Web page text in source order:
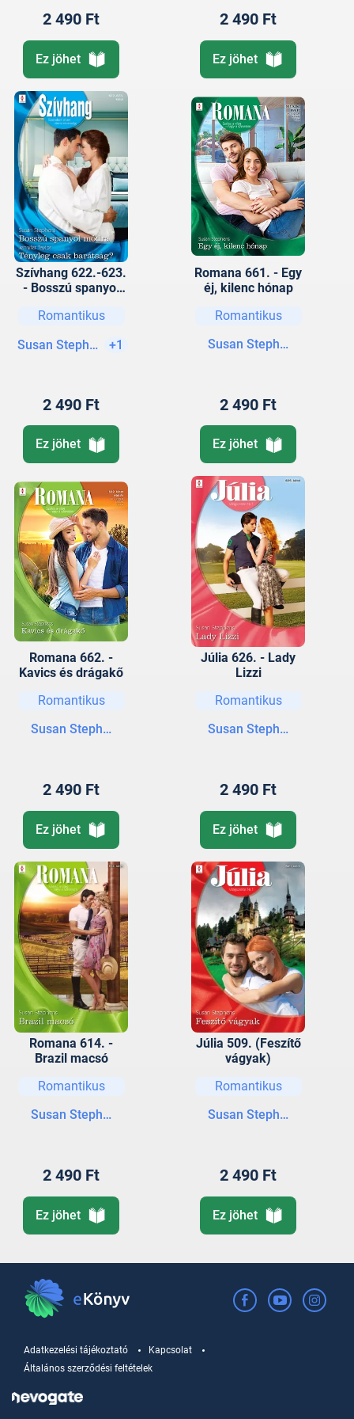
2 490 Ft
Ez jöhet
2 490 Ft
Ez jöhet
Szívhang 622.-623.
- Bosszú spanyol
csak barátság?
Romantikus
Susan Stephens+1
2 490 Ft
Ez jöhet
Romana 661. - Egy
éj, kilenc hónap
Romantikus
Susan Stephens
2 490 Ft
Ez jöhet
Romana 662. -
Kavics és drágakő
Romantikus
Susan Stephens
2 490 Ft
Ez jöhet
Júlia 626. - Lady
Lizzi
Romantikus
Susan Stephens
2 490 Ft
Ez jöhet
Romana 614. -
Brazil macsó
Romantikus
Susan Stephens
2 490 Ft
Ez jöhet
Júlia 509. (Feszítő
vágyak)
Romantikus
Susan Stephens
2 490 Ft
Ez jöhet
Adatkezelési tájékoztató
Kapcsolat
Általános szerződési feltételek